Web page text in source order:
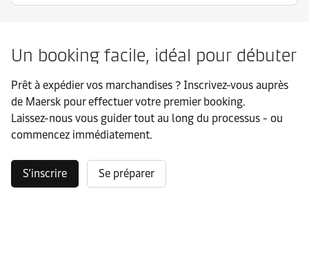
Un booking facile, idéal pour débuter
Prêt à expédier vos marchandises ? Inscrivez-vous auprès
de Maersk pour effectuer votre premier booking.
Laissez-nous vous guider tout au long du processus - ou
commencez immédiatement.
S’inscrire Se préparer